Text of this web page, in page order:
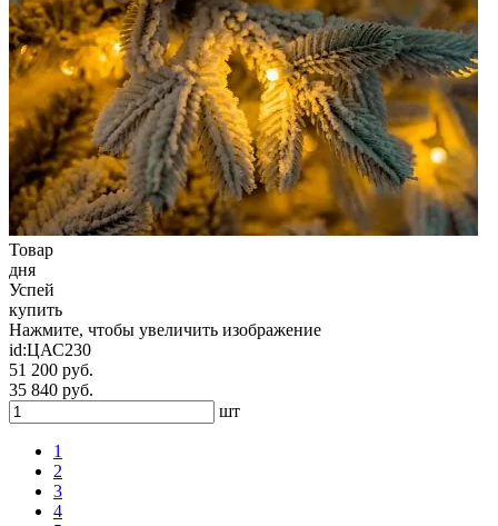
Товар
дня
Успей
купить
Нажмите, чтобы увеличить изображение
id:ЦАС230
51 200 руб.
35 840 руб.
шт
1
2
3
4